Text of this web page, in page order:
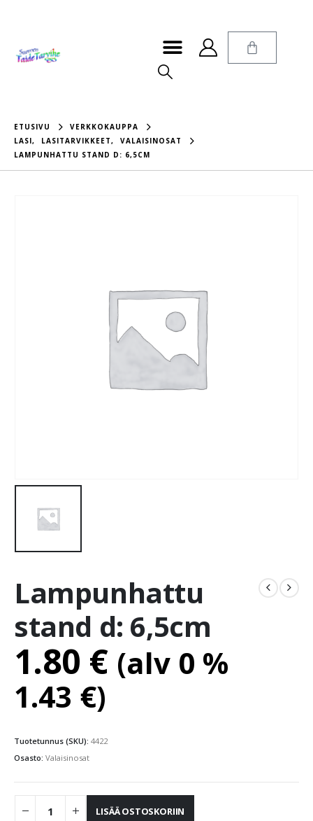
ETUSIVU
VERKKOKAUPPA
LASI, LASITARVIKKEET,
VALAISINOSAT
LAMPUNHATTU STAND D: 6,5CM
Lampunhattu
stand d: 6,5cm
1.80 € (alv 0 %
1.43 €)
Tuotetunnus (SKU): 4422
Osasto: Valaisinosat
LISÄÄ OSTOSKORIIN